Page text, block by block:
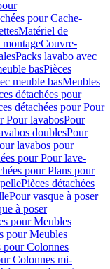
pour Cache-
Matériel de
montageCouvre-
Packs lavabo avec
basPièces
meuble basMeubles
détachées pour
détachées pour Pour
Pour lavabosPour
doublesPour
lavabos pour
pour Pour lave-
pour Plans pour
Pièces détachées
Pour vasque à poser
à poser
pour Meubles
pour Meubles
pour Colonnes
Colonnes mi-